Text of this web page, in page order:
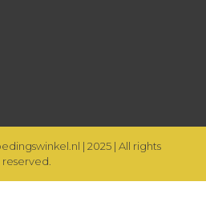
| 2025 | All rights
reserved.